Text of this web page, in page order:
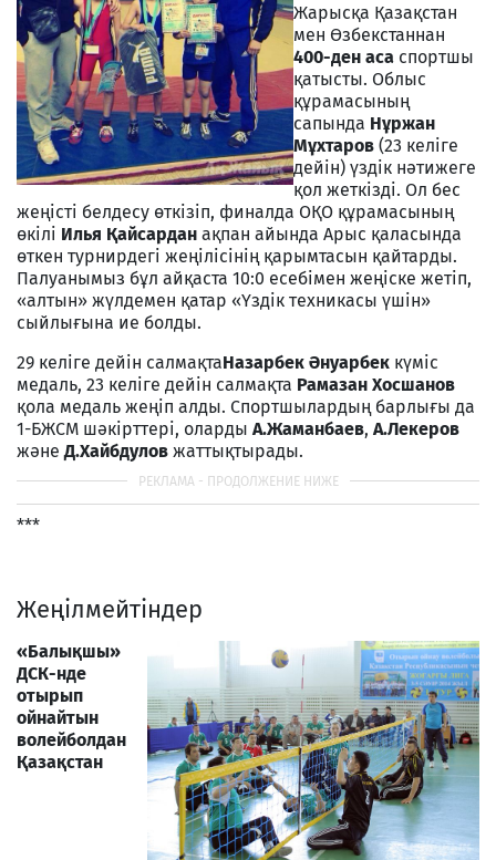
Жарысқа Қазақстан
мен Өзбекстаннан
400-ден аса спортшы
қатысты. Облыс
құрамасының
сапында Нұржан
Мұхтаров (23 келіге
дейін) үздік нәтижеге
қол жеткізді. Ол бес
жеңісті белдесу өткізіп, финалда ОҚО құрамасының
өкілі Илья Қайсардан ақпан айында Арыс қаласында
өткен турнирдегі жеңілісінің қарымтасын қайтарды.
Палуанымыз бұл айқаста 10:0 есебімен жеңіске жетіп,
«алтын» жүлдемен қатар «Үздік техникасы үшін»
сыйлығына ие болды.
29 келіге дейін салмақтаНазарбек Әнуарбек күміс
медаль, 23 келіге дейін салмақта Рамазан Хосшанов
қола медаль жеңіп алды. Спортшылардың барлығы да
1-БЖСМ шәкірттері, оларды А.Жаманбаев, А.Лекеров
жәнеД.Хайбдулов жаттықтырады.
***
Жеңілмейтіндер
«Балықшы»
ДСК-нде
отырып
ойнайтын
волейболдан
Қазақстан